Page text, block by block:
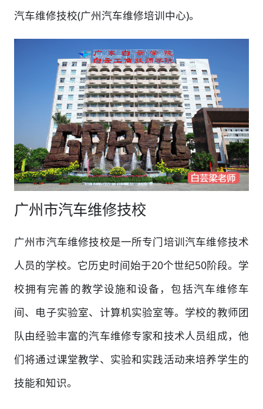
汽车维修技校(广州汽车维修培训中心)。
广州市汽车维修技校
广州市汽车维修技校是一所专门培训汽车维修技术
人员的学校。它历史时间始于20个世纪50阶段。学
校拥有完善的教学设施和设备，包括汽车维修车
间、电子实验室、计算机实验室等。学校的教师团
队由经验丰富的汽车维修专家和技术人员组成，他
们将通过课堂教学、实验和实践活动来培养学生的
技能和知识。